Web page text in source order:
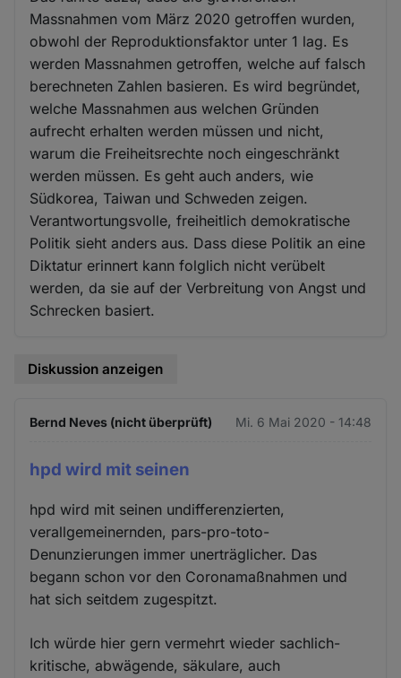
Massnahmen vom März 2020 getroffen wurden,
obwohl der Reproduktionsfaktor unter 1 lag. Es
werden Massnahmen getroffen, welche auf falsch
berechneten Zahlen basieren. Es wird begründet,
welche Massnahmen aus welchen Gründen
aufrecht erhalten werden müssen und nicht,
warum die Freiheitsrechte noch eingeschränkt
werden müssen. Es geht auch anders, wie
Südkorea, Taiwan und Schweden zeigen.
Verantwortungsvolle, freiheitlich demokratische
Politik sieht anders aus. Dass diese Politik an eine
Diktatur erinnert kann folglich nicht verübelt
werden, da sie auf der Verbreitung von Angst und
Schrecken basiert.
Diskussion anzeigen
Bernd Neves (nicht überprüft) Mi. 6 Mai 2020 - 14:48
hpd wird mit seinen
hpd wird mit seinen undifferenzierten,
verallgemeinernden, pars-pro-toto-
Denunzierungen immer unerträglicher. Das
begann schon vor den Coronamaßnahmen und
hat sich seitdem zugespitzt.
Ich würde hier gern vermehrt wieder sachlich-
kritische, abwägende, säkulare, auch